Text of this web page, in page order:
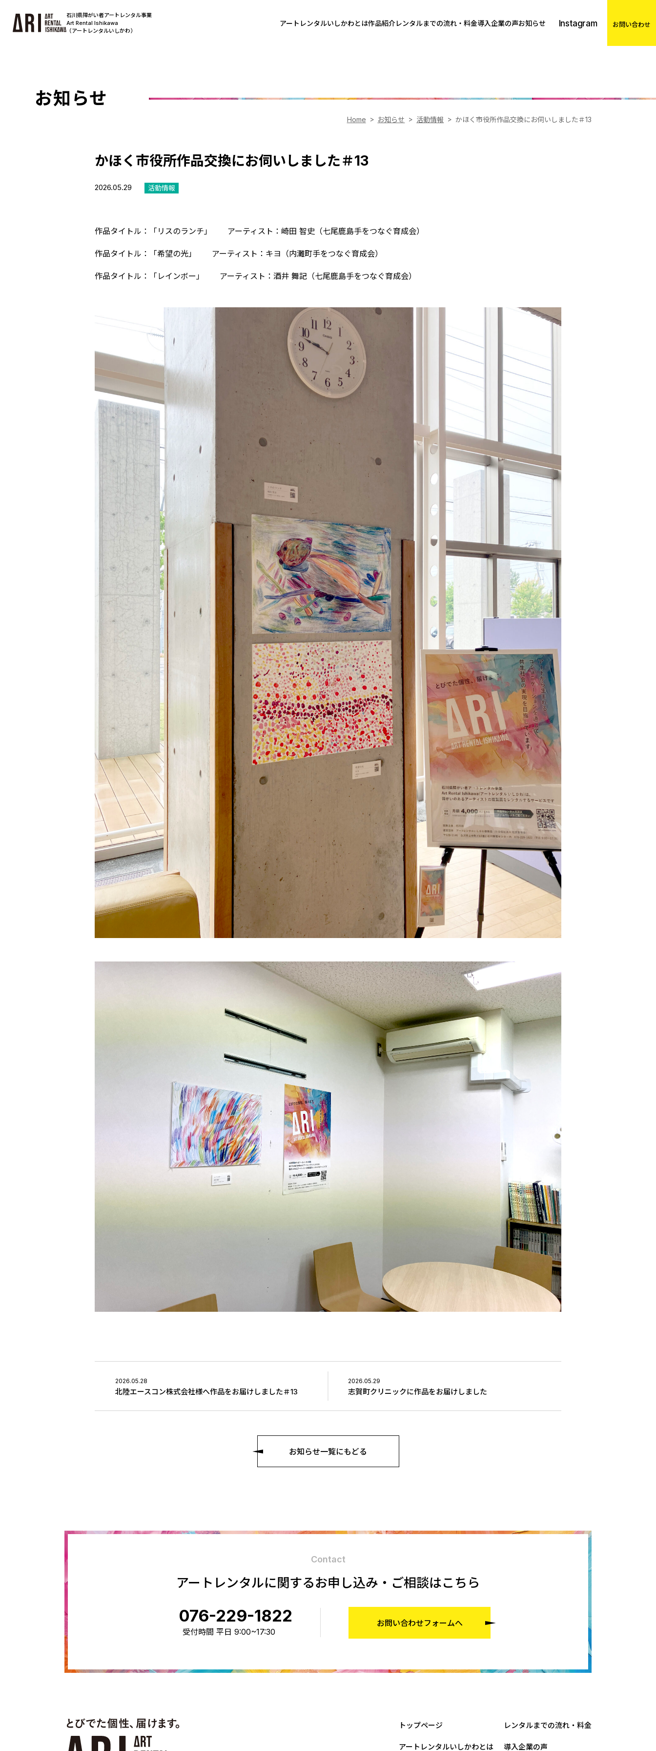
石川県障がい者アートレンタル事業
Art Rental Ishikawa
（アートレンタルいしかわ）
アートレンタルいしかわとは作品紹介レンタルまでの流れ・料金導入企業の声お知らせ Instagram お問い合わせ
お知らせ
Home お知らせ 活動情報 かほく市役所作品交換にお伺いしました＃13
かほく市役所作品交換にお伺いしました＃13
2026.05.29 活動情報
作品タイトル：「リスのランチ」 アーティスト：崎田 智史（七尾鹿島手をつなぐ育成会）
作品タイトル：「希望の光」 アーティスト：キヨ（内灘町手をつなぐ育成会）
作品タイトル：「レインボー」 アーティスト：酒井 舞記（七尾鹿島手をつなぐ育成会）
2026.05.28
北陸エースコン株式会社様へ作品をお届けしました＃13
2026.05.29
志賀町クリニックに作品をお届けしました
お知らせ一覧にもどる
Contact
アートレンタルに関するお申し込み・ご相談はこちら
076-229-1822
受付時間 平日 9:00~17:30
お問い合わせフォームへ
トップページ
アートレンタルいしかわとは
レンタルまでの流れ・料金
導入企業の声